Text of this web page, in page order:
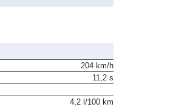
204 km/h
11,2 s
4,2 l/100 km